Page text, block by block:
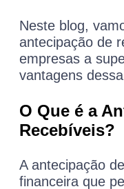
Neste blog,
antecipação de
empresas a
vantagens
O Que é a
Recebíveis?
A antecipação
financeira que